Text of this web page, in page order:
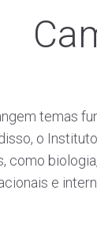
temas
o
como
e